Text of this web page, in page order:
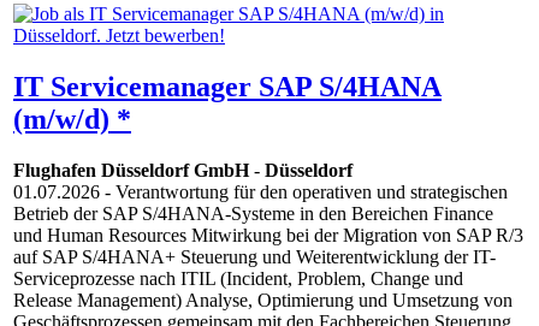
IT Servicemanager SAP S/4HANA
(m/w/d) *
Flughafen Düsseldorf GmbH- Düsseldorf
01.07.2026 - Verantwortung für den operativen und strategischen
Betrieb der SAP S/4HANA-Systeme in den Bereichen Finance
und Human Resources Mitwirkung bei der Migration von SAP R/3
auf SAP S/4HANA+ Steuerung und Weiterentwicklung der IT-
Serviceprozesse nach ITIL (Incident, Problem, Change und
Release Management) Analyse, Optimierung und Umsetzung von